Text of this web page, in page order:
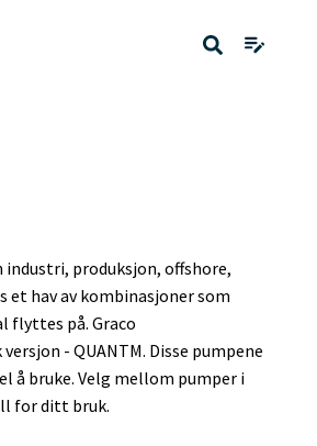
produksjon, offshore,
et hav av kombinasjoner som
flyttes på. Graco
- QUANTM. Disse pumpene
å bruke. Velg mellom pumper i
for ditt bruk.